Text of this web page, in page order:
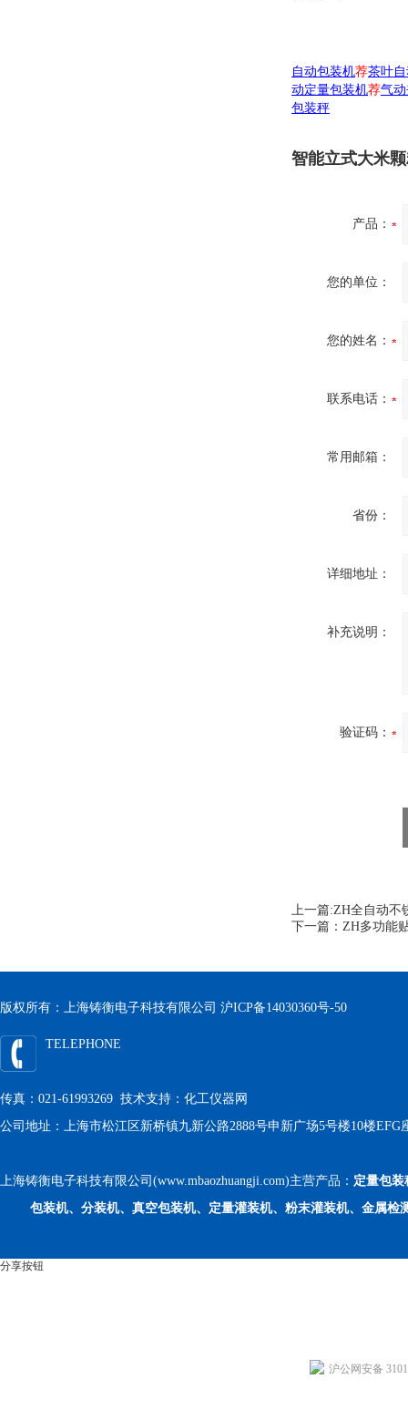
自动包装机荐茶叶
动定量包装机荐气
包装秤
智能立式大米
产品：
您的单位：
您的姓名：
联系电话：
常用邮箱：
省份：
详细地址：
补充说明：
验证码：
上一篇:ZH全自动不
下一篇： ZH多功能
版权所有：上海铸衡电子科技有限公司 沪ICP备14030360号-50
TELEPHONE
传真：021-61993269 技术支持： 化工仪器网
公司地址：上海市松江区新桥镇九新公路2888号申新广场5号楼10楼EFG
上海铸衡电子科技有限公司(www.mbaozhuangji.com)主营产品： 定量包装
包装机、分装机、真空包装机、定量灌装机、粉末灌装机、金属检
分享按钮
沪公网安备